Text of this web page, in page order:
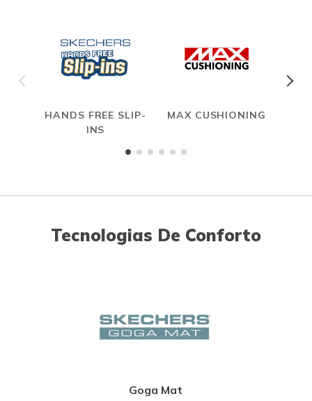
HANDS FREE SLIP-
INS
MAX CUSHIONING
Tecnologias De Conforto
Goga Mat